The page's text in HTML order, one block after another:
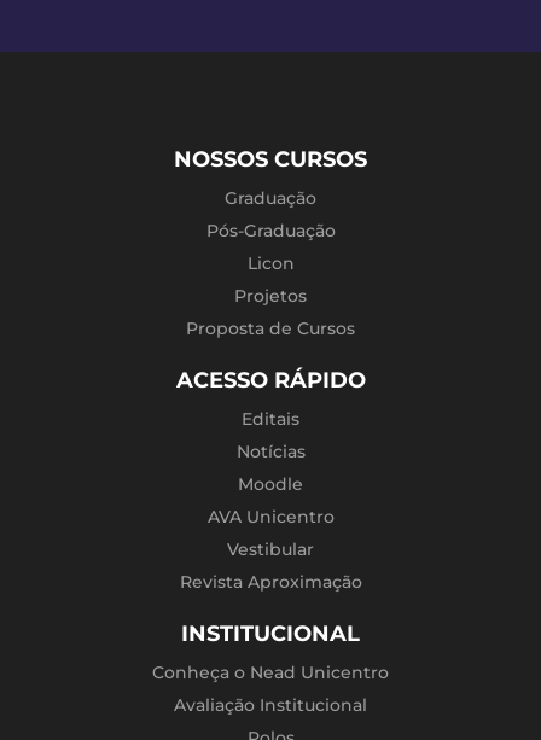
NOSSOS CURSOS
Graduação
Pós-Graduação
Licon
Projetos
Proposta de Cursos
ACESSO RÁPIDO
Editais
Notícias
Moodle
AVA Unicentro
Vestibular
Revista Aproximação
INSTITUCIONAL
Conheça o Nead Unicentro
Avaliação Institucional